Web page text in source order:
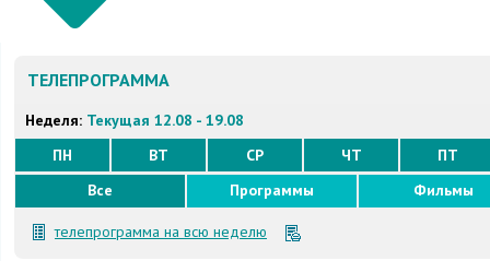
ТЕЛЕПРОГРАММА
Неделя: Текущая 12.08 - 19.08
ПН
ВТ СР ЧТ
ПТ
Все
Программы Фильмы
телепрограмма на всю неделю